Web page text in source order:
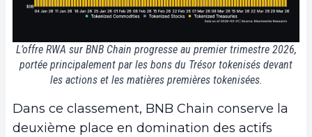
L’offre RWA sur BNB Chain progresse au premier trimestre 2026,
portée principalement par les bons du Trésor tokenisés devant
les actions et les matières premières tokenisées.
Dans ce classement, BNB Chain conserve la
deuxième place en domination des actifs